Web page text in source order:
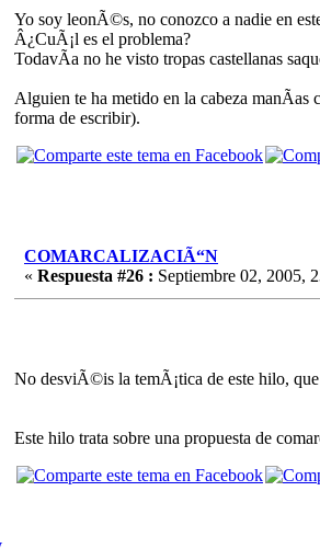
Yo soy leonÃ©s, no conozco a nadie en
Â¿CuÃ¡l es el problema?
TodavÃ­a no he visto tropas castellanas
Alguien te ha metido en la cabeza manÃ­as
forma de escribir).
COMARCALIZACIÃ“N
« Respuesta #26 : Septiembre 02, 2005,
No desviÃ©is la temÃ¡tica de este hilo,
Este hilo trata sobre una propuesta de